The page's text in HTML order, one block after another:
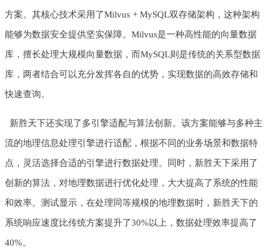
方案。其核心技术采用了Milvus + MySQL双存储架构，这种架构
能够为数据安全提供坚实保障。Milvus是一种高性能的向量数据
库，擅长处理大规模向量数据，而MySQL则是传统的关系型数据
库，两者结合可以充分发挥各自的优势，实现数据的高效存储和
快速查询。
新胜天下还实现了多引擎适配与算法创新。该方案能够与多种主
流的地理信息处理引擎进行适配，根据不同的业务场景和数据特
点，灵活选择合适的引擎进行数据处理。同时，新胜天下采用了
创新的算法，对地理数据进行优化处理，大大提高了系统的性能
和效率。测试显示，在处理同等规模的地理数据时，新胜天下的
系统响应速度比传统方案提升了30%以上，数据处理效率提高了
40%。